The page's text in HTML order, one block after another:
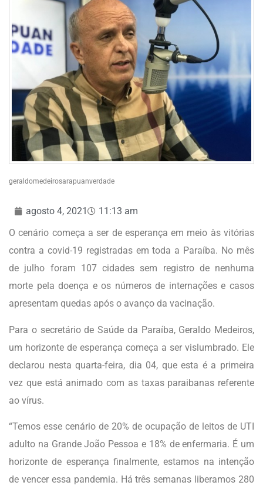
geraldomedeirosarapuanverdade
agosto 4, 2021
11:13 am
O cenário começa a ser de esperança em meio às vitórias
contra a covid-19 registradas em toda a Paraíba. No mês
de julho foram 107 cidades sem registro de nenhuma
morte pela doença e os números de internações e casos
apresentam quedas após o avanço da vacinação.
Para o secretário de Saúde da Paraíba, Geraldo Medeiros,
um horizonte de esperança começa a ser vislumbrado. Ele
declarou nesta quarta-feira, dia 04, que esta é a primeira
vez que está animado com as taxas paraibanas referente
ao vírus.
“Temos esse cenário de 20% de ocupação de leitos de UTI
adulto na Grande João Pessoa e 18% de enfermaria. É um
horizonte de esperança finalmente, estamos na intenção
de vencer essa pandemia. Há três semanas liberamos 280